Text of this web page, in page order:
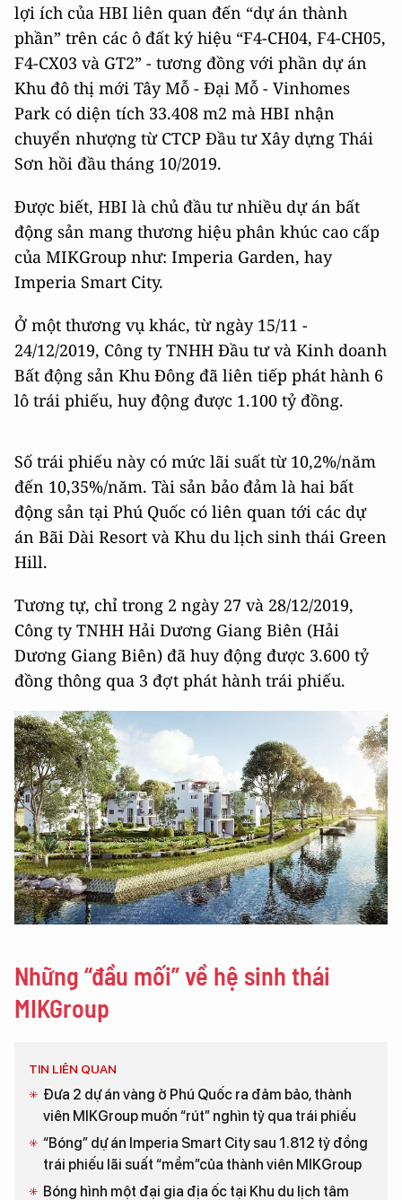
lợi ích của HBI liên quan đến “dự án thành
phần” trên các ô đất ký hiệu “F4-CH04, F4-CH05,
F4-CX03 và GT2” - tương đồng với phần dự án
Khu đô thị mới Tây Mỗ - Đại Mỗ - Vinhomes
Park có diện tích 33.408 m2 mà HBI nhận
chuyển nhượng từ CTCP Đầu tư Xây dựng Thái
Sơn hồi đầu tháng 10/2019.
Được biết, HBI là chủ đầu tư nhiều dự án bất
động sản mang thương hiệu phân khúc cao cấp
của MIKGroup như: Imperia Garden, hay
Imperia Smart City.
Ở một thương vụ khác, từ ngày 15/11 -
24/12/2019, Công ty TNHH Đầu tư và Kinh doanh
Bất động sản Khu Đông đã liên tiếp phát hành 6
lô trái phiếu, huy động được 1.100 tỷ đồng.
Số trái phiếu này có mức lãi suất từ 10,2%/năm
đến 10,35%/năm. Tài sản bảo đảm là hai bất
động sản tại Phú Quốc có liên quan tới các dự
án Bãi Dài Resort và Khu du lịch sinh thái Green
Hill.
Tương tự, chỉ trong 2 ngày 27 và 28/12/2019,
Công ty TNHH Hải Dương Giang Biên (Hải
Dương Giang Biên) đã huy động được 3.600 tỷ
đồng thông qua 3 đợt phát hành trái phiếu.
Những “đầu mối” về hệ sinh thái
MIKGroup
TIN LIÊN QUAN
Đưa 2 dự án vàng ở Phú Quốc ra đảm bảo, thành
viên MIKGroup muốn “rút” nghìn tỷ qua trái phiếu
“Bóng” dự án Imperia Smart City sau 1.812 tỷ đồng
trái phiếu lãi suất “mềm”của thành viên MIKGroup
Bóng hình một đại gia địa ốc tại Khu du lịch tâm